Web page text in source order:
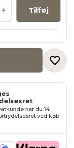
Tilføj
pris
har du 14
ved køb